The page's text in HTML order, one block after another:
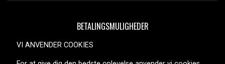
BETALINGSMULIGHEDER
VI ANVENDER COOKIES